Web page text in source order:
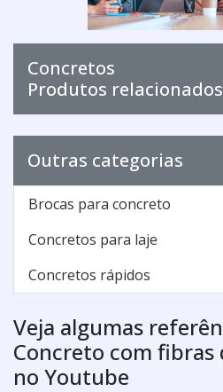
Concretos
Produtos relacionados
Outras categorias
Brocas para concreto
Concretos para laje
Concretos rápidos
Veja algumas
Concreto com
no Youtube